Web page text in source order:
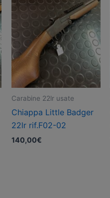
Carabine 22lr usate
Chiappa Little Badger
22lr rif.F02-02
140,00€